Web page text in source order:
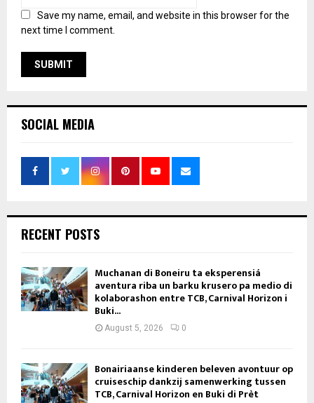
Save my name, email, and website in this browser for the
next time I comment.
SOCIAL MEDIA
RECENT POSTS
Muchanan di Boneiru ta eksperensiá
aventura riba un barku krusero pa medio di
kolaborashon entre TCB, Carnival Horizon i
Buki...
August 5, 2026 0
Bonairiaanse kinderen beleven avontuur op
cruiseschip dankzij samenwerking tussen
TCB, Carnival Horizon en Buki di Prèt